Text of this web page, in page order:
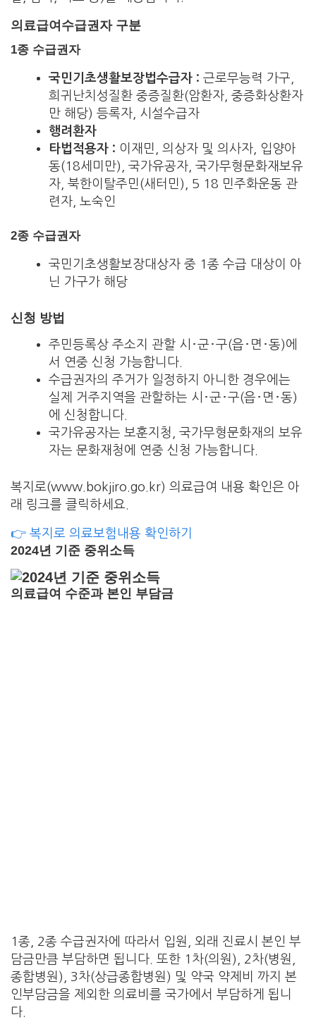
의료급여수급권자 구분
1종 수급권자
국민기초생활보장법수급자 : 근로무능력 가구,
희귀난치성질환 중증질환(암환자, 중증화상환자
만 해당) 등록자, 시설수급자
행려환자
타법적용자 : 이재민, 의상자 및 의사자, 입양아
동(18세미만), 국가유공자, 국가무형문화재보유
자, 북한이탈주민(새터민), 5 18 민주화운동 관
련자, 노숙인
2종 수급권자
국민기초생활보장대상자 중 1종 수급 대상이 아
닌 가구가 해당
신청 방법
주민등록상 주소지 관할 시･군･구(읍･면･동)에
서 연중 신청 가능합니다.
수급권자의 주거가 일정하지 아니한 경우에는
실제 거주지역을 관할하는 시･군･구(읍･면･동)
에 신청합니다.
국가유공자는 보훈지청, 국가무형문화재의 보유
자는 문화재청에 연중 신청 가능합니다.
복지로(www.bokjiro.go.kr) 의료급여 내용 확인은 아
래 링크를 클릭하세요.
👉 복지로 의료보험내용 확인하기
2024년 기준 중위소득
의료급여 수준과 본인 부담금
1종, 2종 수급권자에 따라서 입원, 외래 진료시 본인 부
담금만큼 부담하면 됩니다. 또한 1차(의원), 2차(병원,
종합병원), 3차(상급종합병원) 및 약국 약제비 까지 본
인부담금을 제외한 의료비를 국가에서 부담하게 됩니
다.